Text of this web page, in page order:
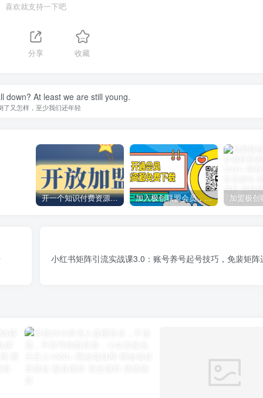
喜欢就支持一下吧
分享 收藏
down? At least we are still young.
了又怎样，至少我们还年轻
开一个知识付费资源网站，小白也能日入1000+ 加入极创联盟会员，全站资源免费学习。
小红书矩阵引流实战课3.0：账号养号起号技巧，免裴矩